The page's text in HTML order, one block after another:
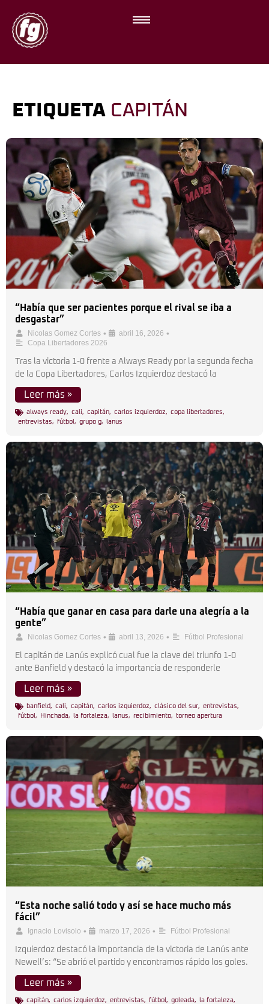
ETIQUETA CAPITÁN
“Había que ser pacientes porque el rival se iba a
desgastar”
Nicolas Gomez Cortes • abril 16, 2026 •
Copa Libertadores 2026
Tras la victoria 1-0 frente a Always Ready por la segunda fecha
de la Copa Libertadores, Carlos Izquierdoz destacó la
Leer más »
always ready, cali, capitán, carlos izquierdoz, copa libertadores,
entrevistas, fútbol , grupo g, lanus
“Había que ganar en casa para darle una alegría a la
gente”
Nicolas Gomez Cortes • abril 13, 2026 • Fútbol Profesional
El capitán de Lanús explicó cual fue la clave del triunfo 1-0
ante Banfield y destacó la importancia de responderle
Leer más »
banfield, cali, capitán, carlos izquierdoz, clásico del sur, entrevistas,
fútbol , Hinchada, la fortaleza, lanus, recibimiento, torneo apertura
“Esta noche salió todo y así se hace mucho más
fácil”
Ignacio Lovisolo • marzo 17, 2026 • Fútbol Profesional
Izquierdoz destacó la importancia de la victoria de Lanús ante
Newell’s: “Se abrió el partido y encontramos rápido los goles.
Leer más »
capitán, carlos izquierdoz, entrevistas, fútbol , goleada, la fortaleza,